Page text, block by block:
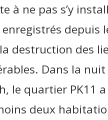
à ne pas s’y
depuis
destruction des
Dans la
le quartier PK11
deux